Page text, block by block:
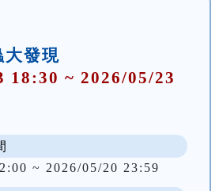
大發現
18:30 ~ 2026/05/23
~ 2026/05/20 23:59